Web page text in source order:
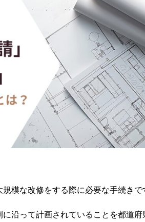
模な改修をする際に必要な手続きで
沿って計画されていることを都道